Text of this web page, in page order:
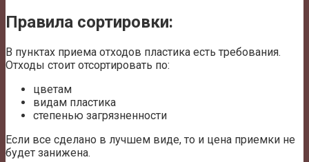
Правила сортировки:
В пунктах приема отходов пластика есть требования.
Отходы стоит отсортировать по:
цветам
видам пластика
степенью загрязненности
Если все сделано в лучшем виде, то и цена приемки не
будет занижена.